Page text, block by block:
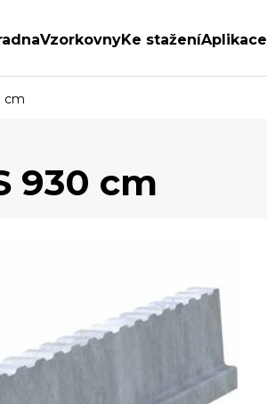
VzorkovnyKe staženíAplikace
cm
930 cm